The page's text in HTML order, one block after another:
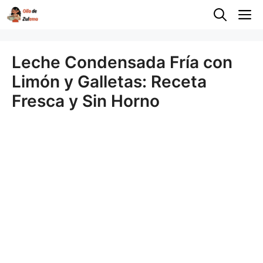
Saltar
Leche Condensada Fría con
Limón y Galletas: Receta
Fresca y Sin Horno